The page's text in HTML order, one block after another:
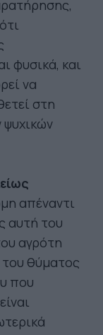
φυσικά, και
να
στη
απέναντι
αυτή του
αγρότη
του θύματος
που